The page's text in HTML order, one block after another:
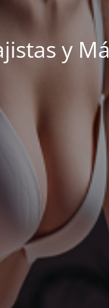
y